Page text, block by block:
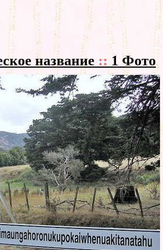
название ::1 Фото